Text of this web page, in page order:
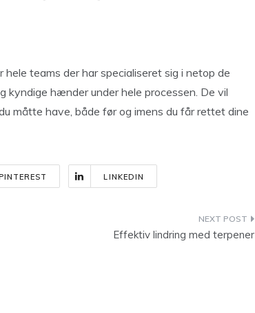
teams der har specialiseret sig i netop de
kyndige hænder under hele processen. De vil
måtte have, både før og imens du får rettet dine
LINKEDIN
Effektiv lindring med terpener